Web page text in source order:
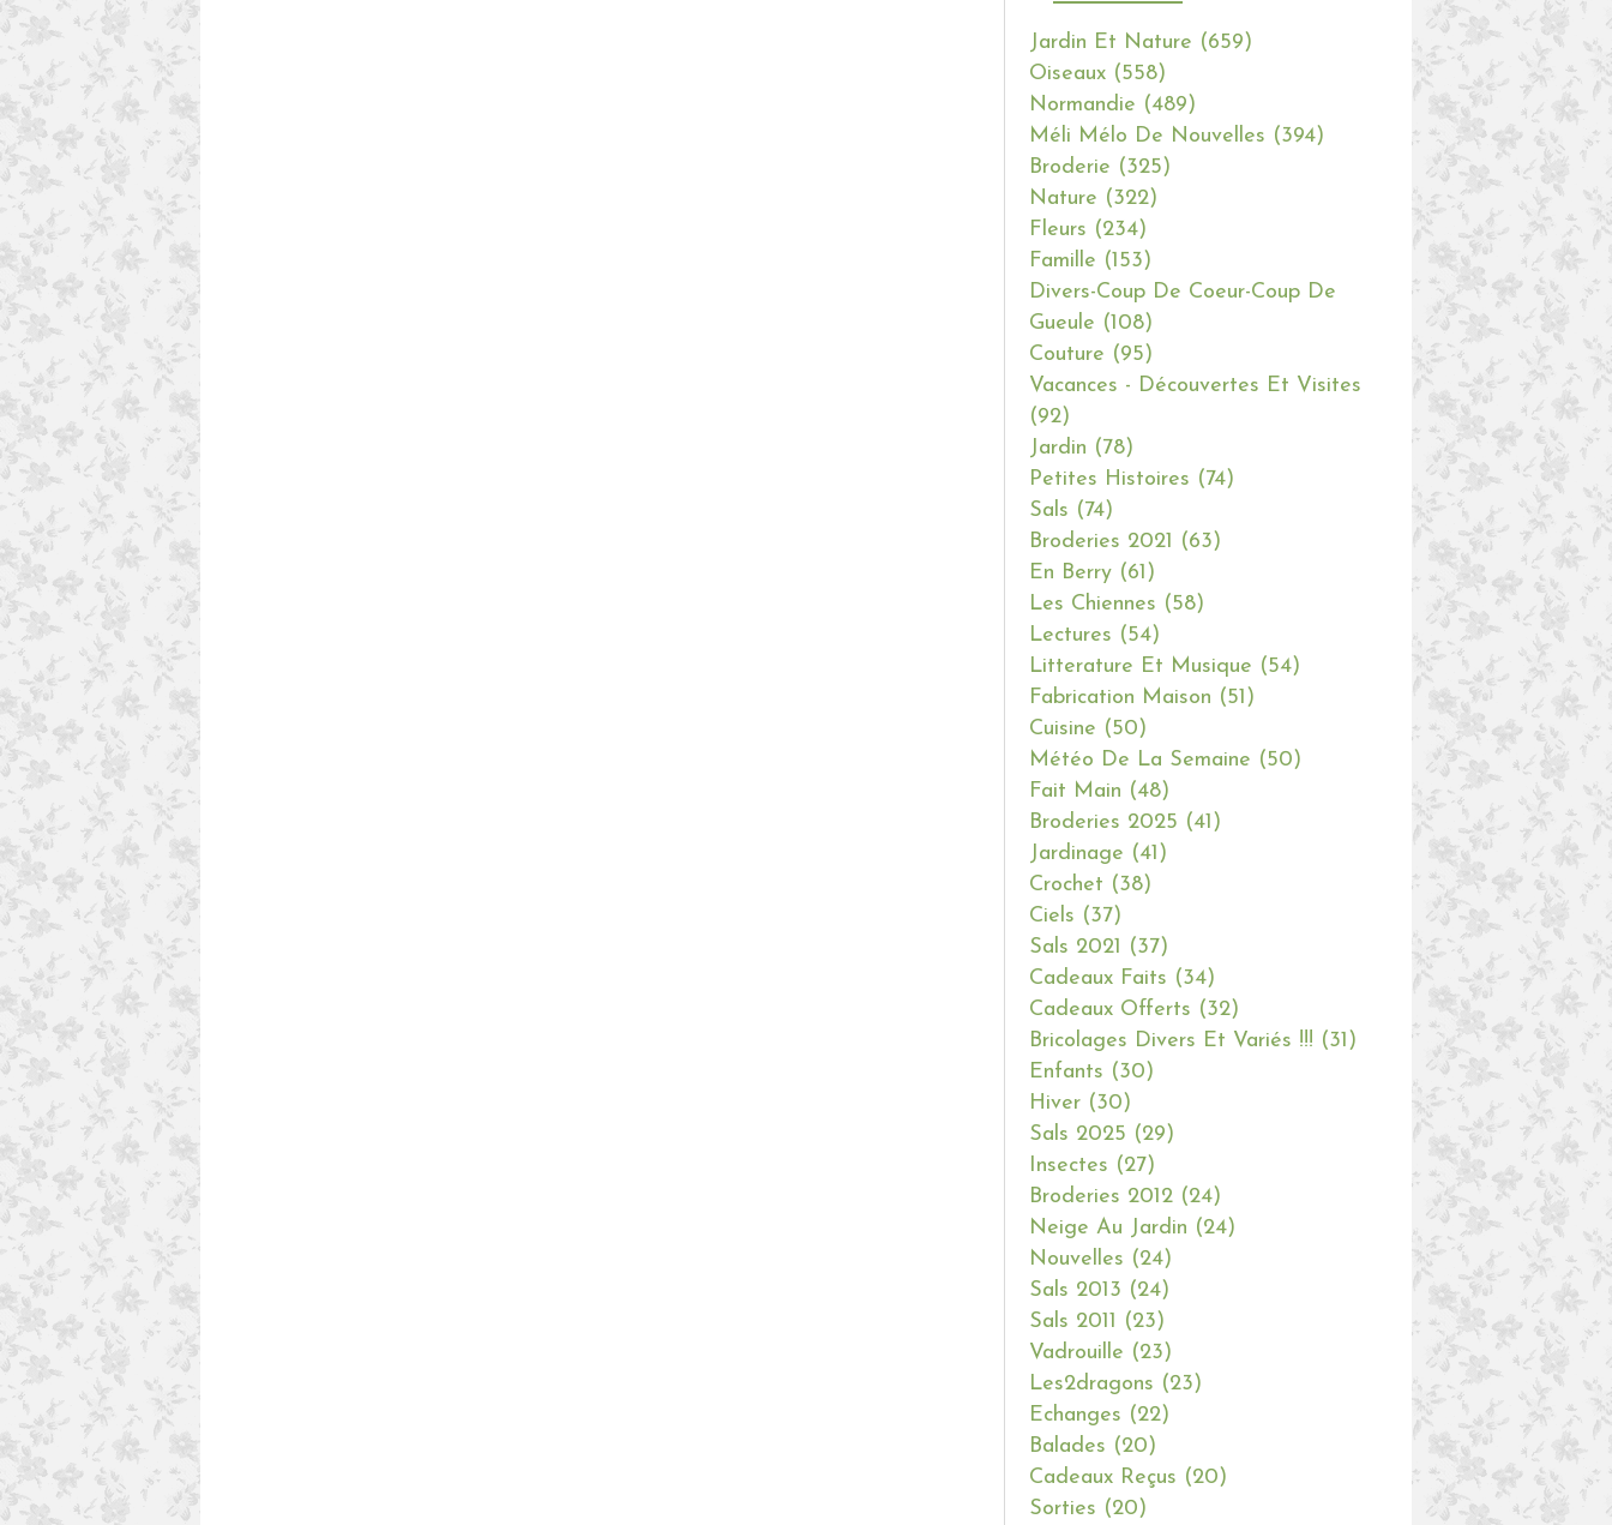
Jardin Et Nature (659)
Oiseaux (558)
Normandie (489)
Méli Mélo De Nouvelles (394)
Broderie (325)
Nature (322)
Fleurs (234)
Famille (153)
Divers-Coup De Coeur-Coup De
Gueule (108)
Couture (95)
Vacances - Découvertes Et Visites
(92)
Jardin (78)
Petites Histoires (74)
Sals (74)
Broderies 2021
(63)
En Berry (61)
Les Chiennes (58)
Lectures (54)
Litterature Et Musique (54)
Fabrication Maison (51)
Cuisine (50)
Météo De La Semaine (50)
Fait Main (48)
Broderies 2025 (41)
Jardinage (41)
Crochet (38)
Ciels (37)
Sals 2021
(37)
Cadeaux Faits (34)
Cadeaux Offerts (32)
Bricolages Divers Et Variés !!! (31)
Enfants (30)
Hiver (30)
Sals 2025 (29)
Insectes (27)
Broderies 2012 (24)
Neige Au Jardin (24)
Nouvelles (24)
Sals 2013 (24)
Sals 2011
(23)
Vadrouille (23)
Les2dragons (23)
Echanges (22)
Balades (20)
Cadeaux Reçus (20)
Sorties (20)